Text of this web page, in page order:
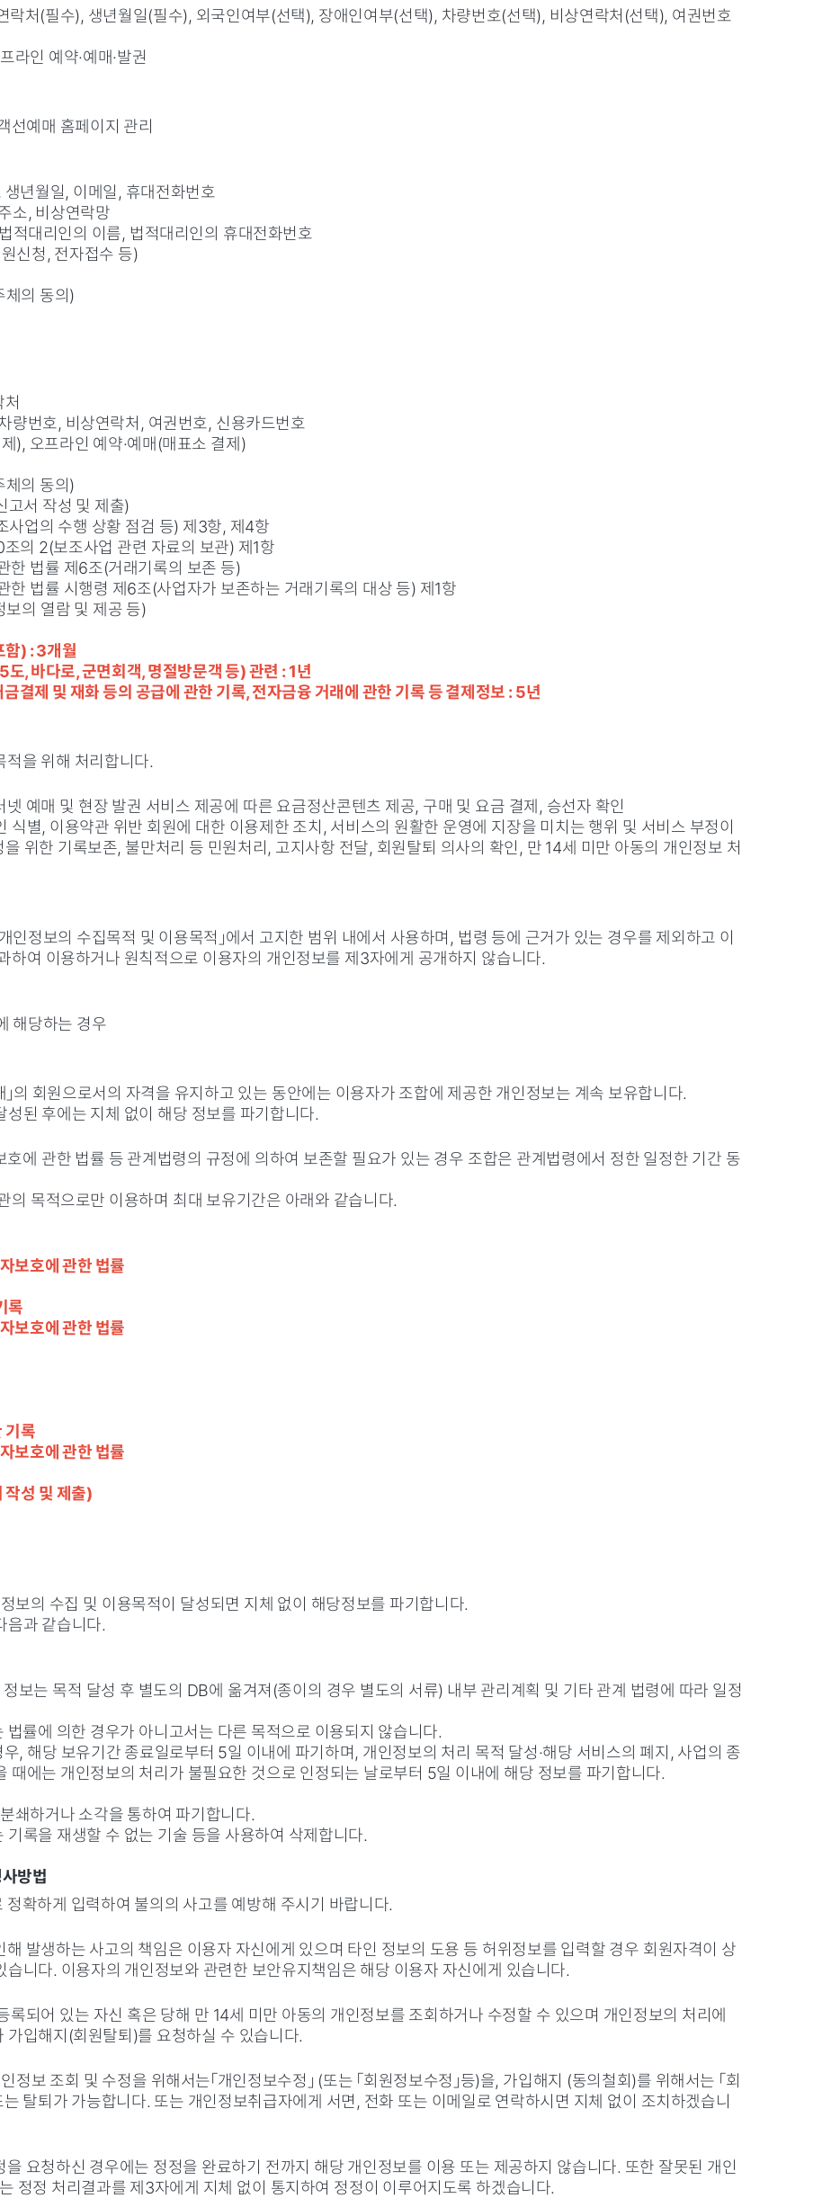
처(필수), 생년월일(필수), 외국인여부(선택), 장애인여부(선택), 차량번호(선택), 비상연락처(선택), 여권번호
라인 예약·예매·발권
선예매 홈페이지 관리
년월일, 이메일, 휴대전화번호
소, 비상연락망
적대리인의 이름, 법적대리인의 휴대전화번호
신청, 전자접수 등)
체의 동의)
량번호, 비상연락처, 여권번호, 신용카드번호
), 오프라인 예약·예매(매표소 결제)
체의 동의)
고서 작성 및 제출)
업의 수행 상황 점검 등) 제3항, 제4항
의 2(보조사업 관련 자료의 보관) 제1항
한 법률 제6조(거래기록의 보존 등)
한 법률 시행령 제6조(사업자가 보존하는 거래기록의 대상 등) 제1항
의 열람 및 제공 등)
함) : 3개월
, 바다로, 군면회객, 명절방문객 등) 관련 : 1년
결제 및 재화 등의 공급에 관한 기록, 전자금융 거래에 관한 기록 등 결제정보 : 5년
을 위해 처리합니다.
예매 및 현장 발권 서비스 제공에 따른 요금정산콘텐츠 제공, 구매 및 요금 결제, 승선자 확인
별, 이용약관 위반 회원에 대한 이용제한 조치, 서비스의 원활한 운영에 지장을 미치는 행위 및 서비스 부정이
위한 기록보존, 불만처리 등 민원처리, 고지사항 전달, 회원탈퇴 의사의 확인, 만 14세 미만 아동의 개인정보 처
인정보의 수집목적 및 이용목적」에서 고지한 범위 내에서 사용하며, 법령 등에 근거가 있는 경우를 제외하고 이
하여 이용하거나 원칙적으로 이용자의 개인정보를 제3자에게 공개하지 않습니다.
해당하는 경우
의 회원으로서의 자격을 유지하고 있는 동안에는 이용자가 조합에 제공한 개인정보는 계속 보유합니다.
된 후에는 지체 없이 해당 정보를 파기합니다.
에 관한 법률 등 관계법령의 규정에 의하여 보존할 필요가 있는 경우 조합은 관계법령에서 정한 일정한 기간 동
의 목적으로만 이용하며 최대 보유기간은 아래와 같습니다.
보호에 관한 법률
록
보호에 관한 법률
기록
보호에 관한 법률
성 및 제출)
보의 수집 및 이용목적이 달성되면 지체 없이 해당정보를 파기합니다.
음과 같습니다.
보는 목적 달성 후 별도의 DB에 옮겨져(종이의 경우 별도의 서류) 내부 관리계획 및 기타 관계 법령에 따라 일정
률에 의한 경우가 아니고서는 다른 목적으로 이용되지 않습니다.
, 해당 보유기간 종료일로부터 5일 이내에 파기하며, 개인정보의 처리 목적 달성·해당 서비스의 폐지, 사업의 종
때에는 개인정보의 처리가 불필요한 것으로 인정되는 날로부터 5일 이내에 해당 정보를 파기합니다.
쇄하거나 소각을 통하여 파기합니다.
록을 재생할 수 없는 기술 등을 사용하여 삭제합니다.
방법
확하게 입력하여 불의의 사고를 예방해 주시기 바랍니다.
발생하는 사고의 책임은 이용자 자신에게 있으며 타인 정보의 도용 등 허위정보를 입력할 경우 회원자격이 상
니다. 이용자의 개인정보와 관련한 보안유지책임은 해당 이용자 자신에게 있습니다.
되어 있는 자신 혹은 당해 만 14세 미만 아동의 개인정보를 조회하거나 수정할 수 있으며 개인정보의 처리에
입해지(회원탈퇴)를 요청하실 수 있습니다.
보 조회 및 수정을 위해서는「개인정보수정」 (또는 「회원정보수정」등)을, 가입해지 (동의철회)를 위해서는 「회
는 탈퇴가 가능합니다. 또는 개인정보취급자에게 서면, 전화 또는 이메일로 연락하시면 지체 없이 조치하겠습니
요청하신 경우에는 정정을 완료하기 전까지 해당 개인정보를 이용 또는 제공하지 않습니다. 또한 잘못된 개인
정정 처리결과를 제3자에게 지체 없이 통지하여 정정이 이루어지도록 하겠습니다.